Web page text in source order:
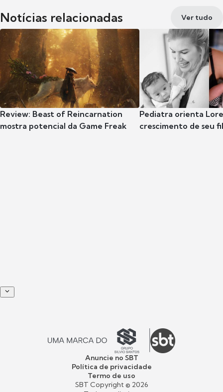
Notícias relacionadas Ver tudo
Review: Beast of Reincarnation
mostra potencial da Game Freak
Pediatra orienta
crescimento de seu
Anuncie no SBT
Política de privacidade
Termo de uso
SBT Copyright © 2026